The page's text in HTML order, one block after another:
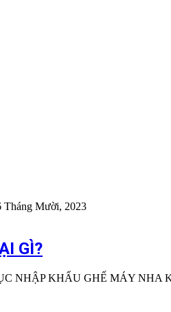
Tháng Mười, 2023
GÌ?
NHẬP KHẨU GHẾ MÁY NHA